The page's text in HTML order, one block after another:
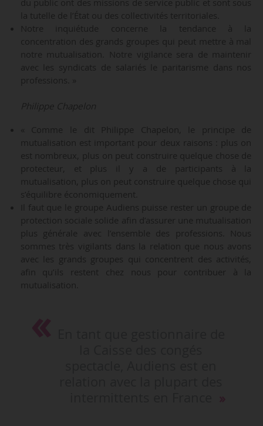
du public ont des missions de service public et sont sous
la tutelle de l’État ou des collectivités territoriales.
Notre inquiétude concerne la tendance à la
concentration des grands groupes qui peut mettre à mal
notre mutualisation. Notre vigilance sera de maintenir
avec les syndicats de salariés le paritarisme dans nos
professions. »
Philippe Chapelon
« Comme le dit Philippe Chapelon, le principe de
mutualisation est important pour deux raisons : plus on
est nombreux, plus on peut construire quelque chose de
protecteur, et plus il y a de participants à la
mutualisation, plus on peut construire quelque chose qui
s’équilibre économiquement.
Il faut que le groupe Audiens puisse rester un groupe de
protection sociale solide afin d’assurer une mutualisation
plus générale avec l’ensemble des professions. Nous
sommes très vigilants dans la relation que nous avons
avec les grands groupes qui concentrent des activités,
afin qu’ils restent chez nous pour contribuer à la
mutualisation.